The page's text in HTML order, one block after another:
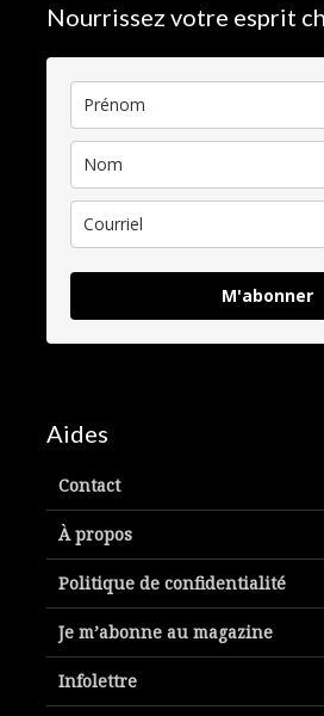
Nourrissez votre esprit
M'abonner
Aides
Contact
À propos
Politique de confidentialité
Je m’abonne au magazine
Infolettre